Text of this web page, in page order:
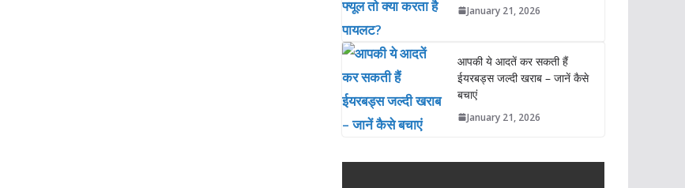
January 21, 2026
आपकी ये आदतें कर सकती हैं
ईयरबड्स जल्दी खराब – जानें कैसे
बचाएं
January 21, 2026